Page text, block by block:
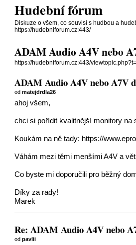
Hudební fórum
Diskuze o všem, co souvisí s hudbou a
https://hudebniforum.cz:443/
ADAM Audio A4V nebo
https://hudebniforum.cz:443/
ADAM Audio A4V nebo A7V
odmatejdrdla26
ahoj všem,
chci si pořídit kvalitnější monitory na
Koukám na ně tady: https://
Váhám mezi těmi menšími A4V a
Co byste mi doporučili pro běžný
Díky za rady!
Marek
Re: ADAM Audio A4V nebo
odpavlii